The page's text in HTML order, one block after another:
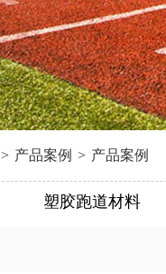
> 产品案例 > 产品案例
塑胶跑道材料